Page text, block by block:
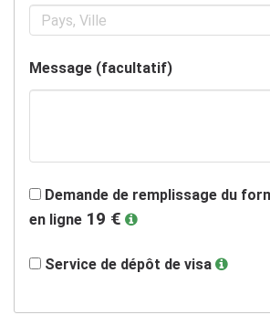
Message (facultatif)
Demande de remplissage du
en ligne 19 €
Service de dépôt de visa